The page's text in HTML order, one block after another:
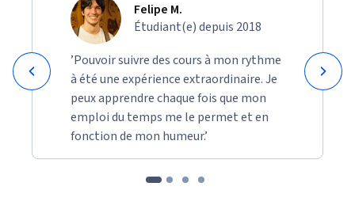
Felipe M.
Étudiant(e) depuis 2018
’Pouvoir suivre des cours à mon rythme
à été une expérience extraordinaire. Je
peux apprendre chaque fois que mon
emploi du temps me le permet et en
fonction de mon humeur.’